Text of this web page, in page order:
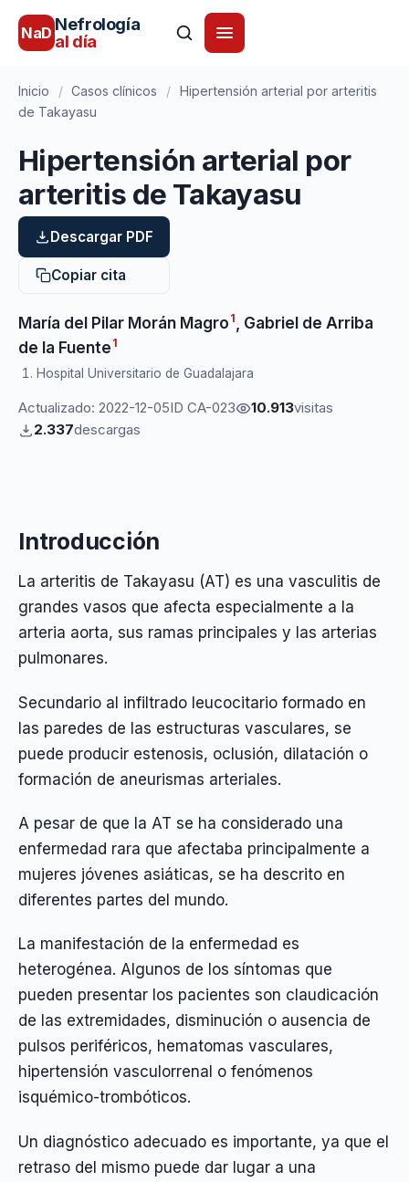
NaD Nefrología
al día
Inicio / Casos clínicos / Hipertensión arterial por arteritis
de Takayasu
Hipertensión arterial por
arteritis de Takayasu
Descargar PDF
Copiar cita
María del Pilar Morán Magro 1
Gabriel de Arriba
de la Fuente 1
Hospital Universitario de Guadalajara
Actualizado: 2022-12-05ID CA-023 10.913visitas
2.337descargas
Introducción
La arteritis de Takayasu (AT) es una vasculitis de
grandes vasos que afecta especialmente a la
arteria aorta, sus ramas principales y las arterias
pulmonares.
Secundario al infiltrado leucocitario formado en
las paredes de las estructuras vasculares, se
puede producir estenosis, oclusión, dilatación o
formación de aneurismas arteriales.
A pesar de que la AT se ha considerado una
enfermedad rara que afectaba principalmente a
mujeres jóvenes asiáticas, se ha descrito en
diferentes partes del mundo.
La manifestación de la enfermedad es
heterogénea. Algunos de los síntomas que
pueden presentar los pacientes son claudicación
de las extremidades, disminución o ausencia de
pulsos periféricos, hematomas vasculares,
hipertensión vasculorrenal o fenómenos
isquémico-trombóticos.
Un diagnóstico adecuado es importante, ya que el
retraso del mismo puede dar lugar a una